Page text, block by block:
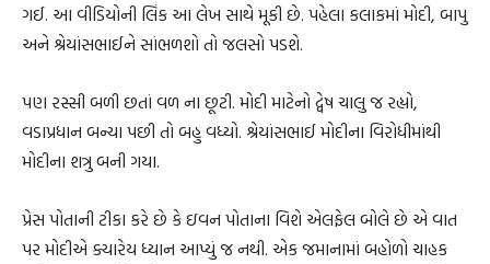
ગઈ. આ વીડિયોની લિંક આ લેખ સાથે મૂકી છે. પહેલા કલાકમાં મોદી, બાપુ
અને શ્રેયાંસભાઈને સાંભળશો તો જલસો પડશે.
પણ રસ્સી બળી છતાં વળ ના છૂટી. મોદી માટેનો દ્વેષ ચાલુ જ રહ્યો,
વડાપ્રધાન બન્યા પછી તો બહુ વધ્યો. શ્રેયાંસભાઈ મોદીના વિરોધીમાંથી
મોદીના શત્રુ બની ગયા.
પ્રેસ પોતાની ટીકા કરે છે કે ઇવન પોતાના વિશે એલફેલ બોલે છે એ વાત
પર મોદીએ ક્યારેય ધ્યાન આપ્યું જ નથી. એક જમાનામાં બહોળો ચાહક